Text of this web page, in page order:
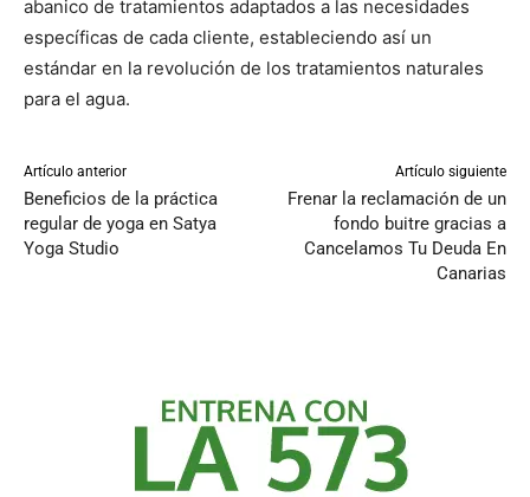
abanico de tratamientos adaptados a las necesidades
específicas de cada cliente, estableciendo así un
estándar en la revolución de los tratamientos naturales
para el agua.
Artículo anterior
Beneficios de la práctica
regular de yoga en Satya
Yoga Studio
Artículo siguiente
Frenar la reclamación de un
fondo buitre gracias a
Cancelamos Tu Deuda En
Canarias